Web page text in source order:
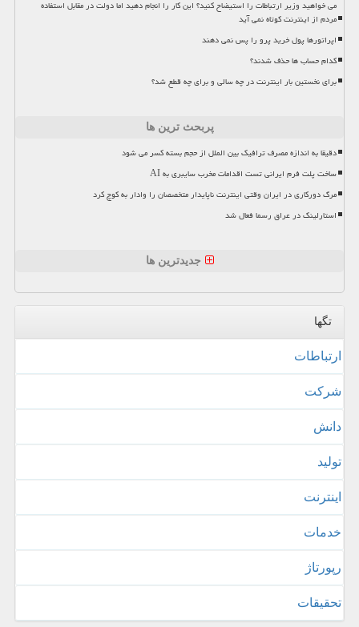
می خواهید وزیر ارتباطات را استیضاح کنید؟ این کار را انجام دهید اما دولت در مقابل استفاده
مردم از اینترنت کوتاه نمی آید
اپراتورها پول خرید پرو را پس نمی دهند
کدام حساب ها حذف شدند؟
برای نخستین بار اینترنت در چه سالی و برای چه قطع شد؟
پربحث ترین ها
دقیقا به اندازه مصرف ترافیک بین الملل از حجم بسته کسر می شود
ساخت پلت فرم ایرانی تست اقدامات مخرب سایبری به AI
مرگ دورکاری در ایران وقتی اینترنت ناپایدار متخصصان را وادار به کوچ کرد
استارلینک در عراق رسما فعال شد
جدیدترین ها
تگها
ارتباطات
شركت
دانش
تولید
اینترنت
خدمات
رپورتاژ
تحقیقات